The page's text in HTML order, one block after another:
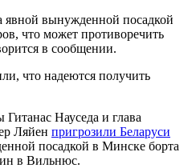
явной вынужденной посадкой
что может противоречить
в сообщении.
что надеются получить
Науседа и глава
Ляйен пригрозили Беларуси
посадкой в Минске борта
в Вильнюс.